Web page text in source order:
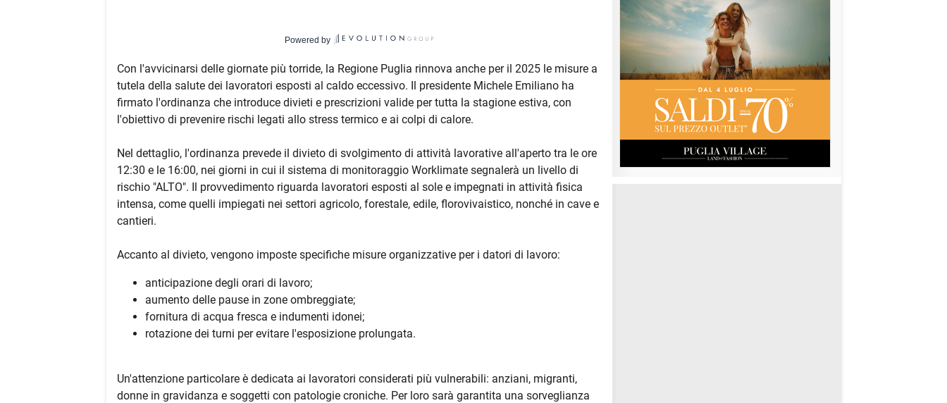
Powered by
Con l'avvicinarsi delle giornate più torride, la Regione Puglia rinnova anche per il 2025 le misure a
tutela della salute dei lavoratori esposti al caldo eccessivo. Il presidente Michele Emiliano ha
firmato l'ordinanza che introduce divieti e prescrizioni valide per tutta la stagione estiva, con
l'obiettivo di prevenire rischi legati allo stress termico e ai colpi di calore.
Nel dettaglio, l'ordinanza prevede il divieto di svolgimento di attività lavorative all'aperto tra le ore
12:30 e le 16:00, nei giorni in cui il sistema di monitoraggio Worklimate segnalerà un livello di
rischio "ALTO". Il provvedimento riguarda lavoratori esposti al sole e impegnati in attività fisica
intensa, come quelli impiegati nei settori agricolo, forestale, edile, florovivaistico, nonché in cave e
cantieri.
Accanto al divieto, vengono imposte specifiche misure organizzative per i datori di lavoro:
anticipazione degli orari di lavoro;
aumento delle pause in zone ombreggiate;
fornitura di acqua fresca e indumenti idonei;
rotazione dei turni per evitare l'esposizione prolungata.
Un'attenzione particolare è dedicata ai lavoratori considerati più vulnerabili: anziani, migranti,
donne in gravidanza e soggetti con patologie croniche. Per loro sarà garantita una sorveglianza